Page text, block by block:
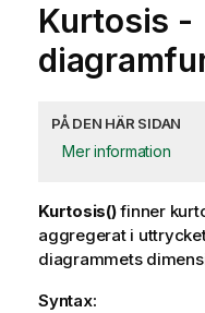
Kurtosis -
PÅ DEN HÄR SIDAN
Mer information
Kurtosis()finner
aggregerat i
diagrammets
Syntax: